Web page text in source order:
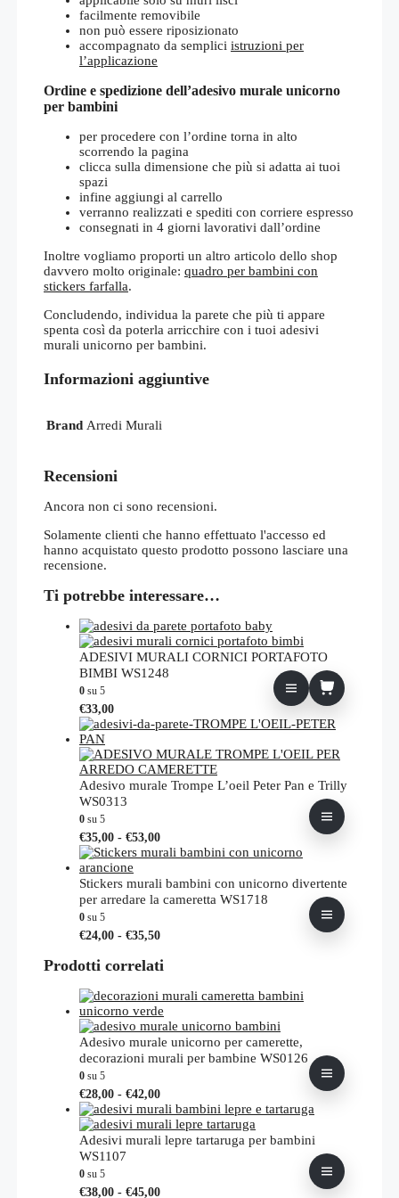
facilmente removibile
non può essere riposizionato
accompagnato da semplici istruzioni per
l’applicazione
Ordine e spedizione dell’adesivo murale unicorno
per bambini
per procedere con l’ordine torna in alto
scorrendo la pagina
clicca sulla dimensione che più si adatta ai tuoi
spazi
infine aggiungi al carrello
verranno realizzati e spediti con corriere espresso
consegnati in 4 giorni lavorativi dall’ordine
Inoltre vogliamo proporti un altro articolo dello shop
davvero molto originale: quadro per bambini con
stickers farfalla.
Concludendo, individua la parete che più ti appare
spenta così da poterla arricchire con i tuoi adesivi
murali unicorno per bambini.
Informazioni aggiuntive
Brand Arredi Murali
Recensioni
Ancora non ci sono recensioni.
Solamente clienti che hanno effettuato l'accesso ed
hanno acquistato questo prodotto possono lasciare una
recensione.
Ti potrebbe interessare…
ADESIVI MURALI CORNICI PORTAFOTO
BIMBI WS1248
0 su 5
€33,00
Adesivo murale Trompe L’oeil Peter Pan e Trilly
WS0313
0 su 5
€35,00 - €53,00Fascia
di
da
a
Questo
prodotto
più
varianti.
possono
essere
scelte
pagina
del
prodotto
Stickers murali bambini con unicorno divertente
per arredare la cameretta WS1718
0 su 5
€24,00 - €35,50Fascia
prezzo:
€24,00
a
€35,50
Questo
ha
varianti.
Le
opzioni
possono
essere
pagina
del
prodotto
Prodotti correlati
Adesivo murale unicorno per camerette,
decorazioni murali per bambine WS0126
0 su 5
€28,00 - €42,00Fascia
di
prezzo:
da
€28,00
Questo
prodotto
ha
più
Adesivi murali lepre tartaruga per bambini
WS1107
0 su 5
€38,00 - €45,00Fascia
Questo